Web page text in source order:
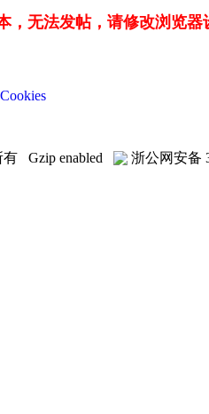
，无法发帖，请修改浏览器
有 Gzip enabled 浙公网安备